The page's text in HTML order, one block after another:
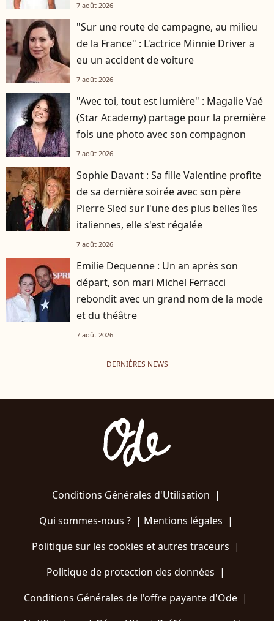
7 août 2026
"Sur une route de campagne, au milieu
de la France" : L'actrice Minnie Driver a
eu un accident de voiture
7 août 2026
"Avec toi, tout est lumière" : Magalie Vaé
(Star Academy) partage pour la première
fois une photo avec son compagnon
7 août 2026
Sophie Davant : Sa fille Valentine profite
de sa dernière soirée avec son père
Pierre Sled sur l'une des plus belles îles
italiennes, elle s'est régalée
7 août 2026
Emilie Dequenne : Un an après son
départ, son mari Michel Ferracci
rebondit avec un grand nom de la mode
et du théâtre
7 août 2026
DERNIÈRES NEWS
Conditions Générales d'Utilisation |
Qui sommes-nous ?| Mentions légales |
Politique sur les cookies et autres traceurs |
Politique de protection des données |
Conditions Générales de l'offre payante d'Ode |